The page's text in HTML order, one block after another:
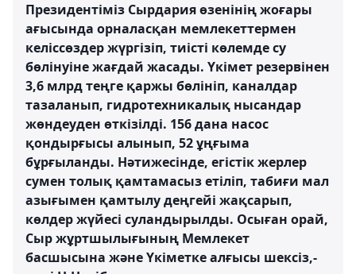
Президентіміз Сырдария өзенінің жоғары
ағысында орналасқан мемлекеттермен
келіссөздер жүргізіп, тиісті көлемде су
бөлінуіне жағдай жасады. Үкімет резервінен
3,6 млрд теңге қаржы бөлініп, каналдар
тазаланып, гидротехникалық нысандар
жөндеуден өткізілді. 156 дана насос
қондырғысы алынып, 52 ұңғыма
бұрғыланды. Нәтижесінде, егістік жерлер
сумен толық қамтамасыз етіліп, табиғи мал
азығымен қамтылу деңгейі жақсарып,
көлдер жүйесі суландырылды. Осыған орай,
Сыр жұртшылығының Мемлекет
басшысына және Үкіметке алғысы шексіз,-